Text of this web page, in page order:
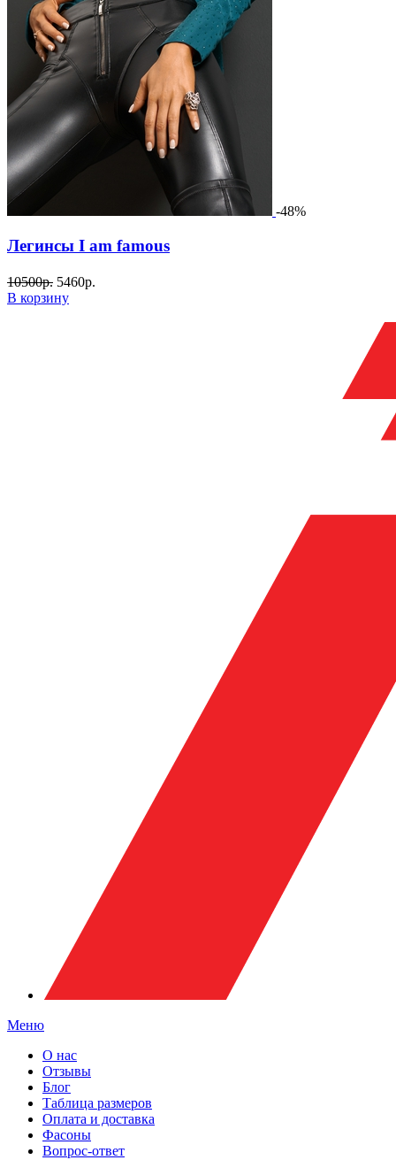
-48%
Легинсы I am famous
10500р. 5460р.
В корзину
Меню
О нас
Отзывы
Блог
Таблица размеров
Оплата и доставка
Фасоны
Вопрос-ответ